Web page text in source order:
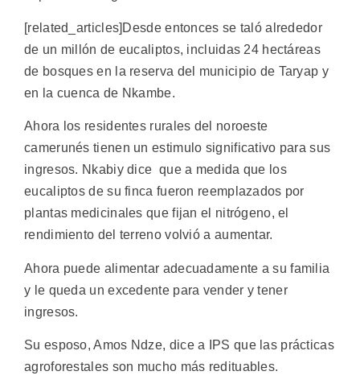
[related_articles]Desde entonces se taló alrededor
de un millón de eucaliptos, incluidas 24 hectáreas
de bosques en la reserva del municipio de Taryap y
en la cuenca de Nkambe.
Ahora los residentes rurales del noroeste
camerunés tienen un estimulo significativo para sus
ingresos. Nkabiy dice que a medida que los
eucaliptos de su finca fueron reemplazados por
plantas medicinales que fijan el nitrógeno, el
rendimiento del terreno volvió a aumentar.
Ahora puede alimentar adecuadamente a su familia
y le queda un excedente para vender y tener
ingresos.
Su esposo, Amos Ndze, dice a IPS que las prácticas
agroforestales son mucho más redituables.